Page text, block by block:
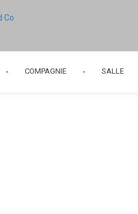
COMPAGNIE SALLE